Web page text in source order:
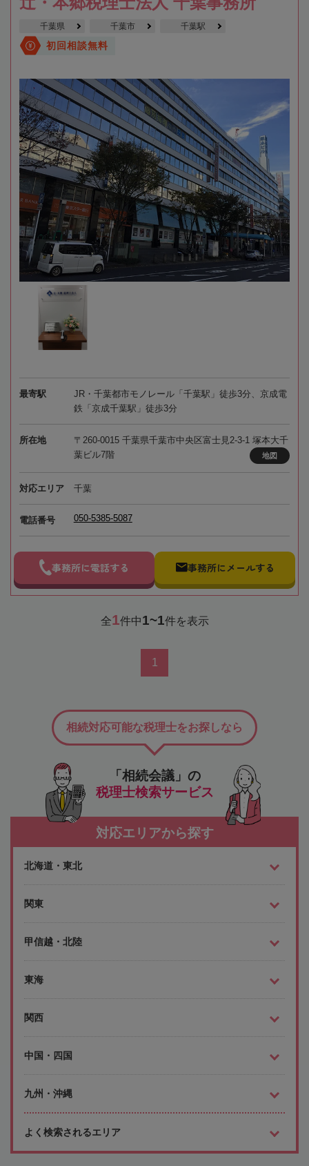
千葉県 千葉市 千葉駅
初回相談無料
最寄駅
JR・千葉都市モノレール「千葉駅」徒歩3分、京成電
鉄「京成千葉駅」徒歩3分
所在地
〒260-0015 千葉県千葉市中央区富士見2-3-1 塚本大千
葉ビル7階
地図
対応エリア 千葉
電話番号 050-5385-5087
事務所に電話する 事務所にメールする
全1件中1~1件を表示
1
「相続会議」の
税理士検索サービス
相続対応可能な税理士をお探しなら
対応エリアから探す
北海道・東北
関東
甲信越・北陸
東海
関西
中国・四国
九州・沖縄
よく検索されるエリア